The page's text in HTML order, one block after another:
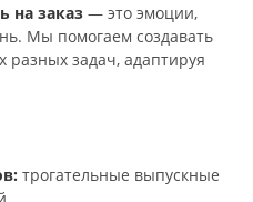
на заказ — это эмоции,
Мы помогаем создавать
задач, адаптируя
трогательные выпускные